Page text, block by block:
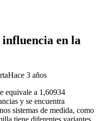
influencia en la
Hace 3 años
equivale a 1,60934
y se encuentra
sistemas de medida, como
tiene diferentes variantes,